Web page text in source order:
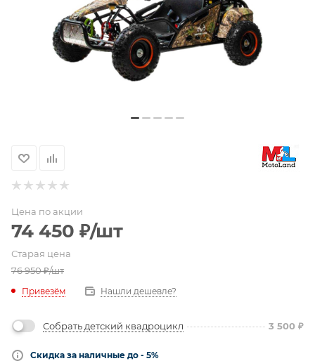
Цена по акции
74 450 ₽/шт
Старая цена
76 950₽/шт
Привезём Нашли дешевле?
Собрать детский квадроцикл 3 500 ₽
Скидка за наличные до - 5%